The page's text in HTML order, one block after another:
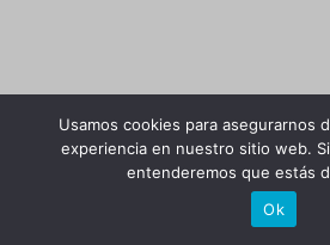
Usamos cookies para asegurarnos
experiencia en nuestro sitio web.
entenderemos que estás
Ok